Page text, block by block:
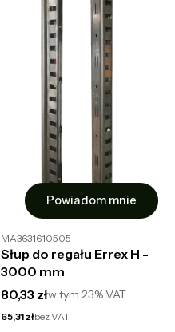
Powiadom mnie
MA3631610505
Słup do regału Errex H -
3000 mm
Cena brutto
80,33 złw tym23%VAT
Cena netto
65,31 złbez VAT